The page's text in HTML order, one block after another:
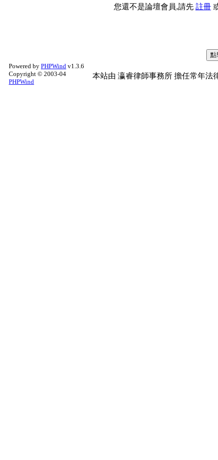
您還不是論壇會員,請先 註冊
Powered by PHPWind v1.3.6
Copyright © 2003-04
PHPWind
本站由 瀛睿律師事務所 擔任常年法